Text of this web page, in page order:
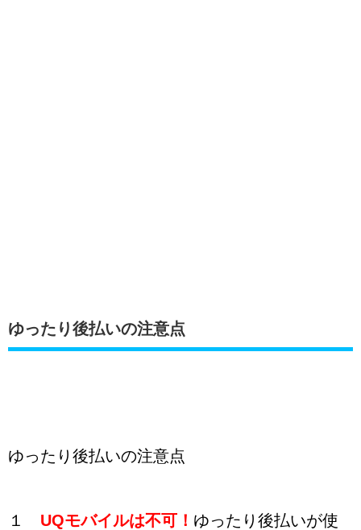
ゆったり後払いの注意点
ゆったり後払いの注意点
１ UQモバイルは不可！ ゆったり後払いが使